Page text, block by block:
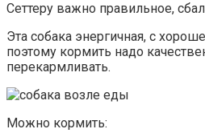
Сеттеру важно правильное,
Эта собака энергичная, с
поэтому кормить надо
перекармливать.
Можно кормить: